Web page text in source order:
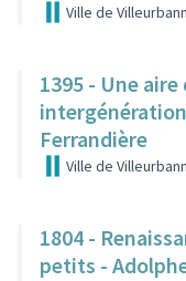
Ville de
1395 - Une
Ferrandière
Ville de
1804 -
petits -